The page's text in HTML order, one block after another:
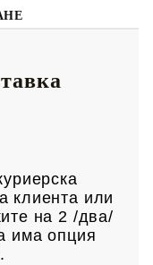
клиента или
на 2 /два/
има опция